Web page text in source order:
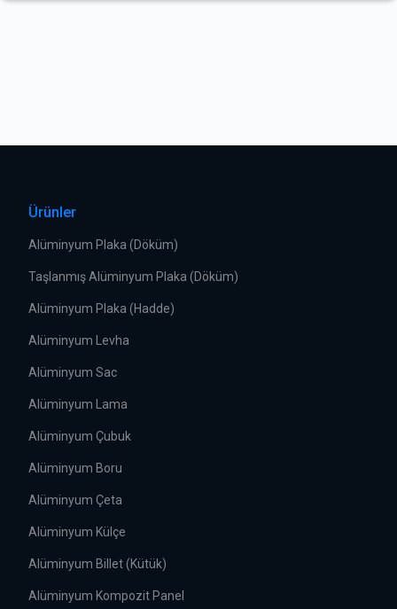
Ürünler
Alüminyum Plaka (Döküm)
Taşlanmış Alüminyum Plaka (Döküm)
Alüminyum Plaka (Hadde)
Alüminyum Levha
Alüminyum Sac
Alüminyum Lama
Alüminyum Çubuk
Alüminyum Boru
Alüminyum Çeta
Alüminyum Külçe
Alüminyum Billet (Kütük)
Alüminyum Kompozit Panel